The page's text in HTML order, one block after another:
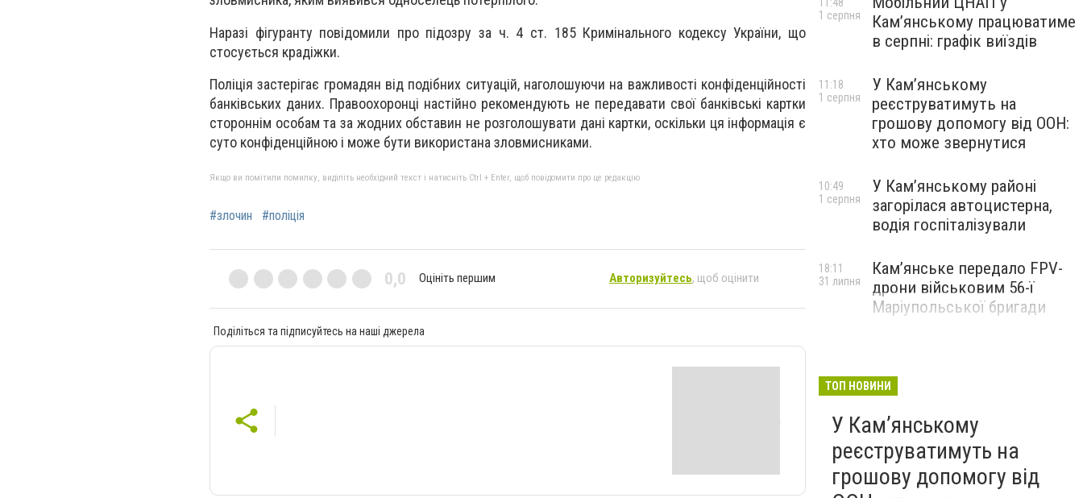
Наразі фігуранту повідомили про підозру за ч. 4 ст. 185 Кримінального кодексу України, що
стосується крадіжки.
Поліція застерігає громадян від подібних ситуацій, наголошуючи на важливості конфіденційності
банківських даних. Правоохоронці настійно рекомендують не передавати свої банківські картки
стороннім особам та за жодних обставин не розголошувати дані картки, оскільки ця інформація є
суто конфіденційною і може бути використана зловмисниками.
Якщо ви помітили помилку, виділіть необхідний текст і натисніть Ctrl + Enter, щоб повідомити про це редакцію
#злочин #поліція
0,0 Оцініть першим Авторизуйтесь, щоб оцінити
Поділіться та підписуйтесь на наші джерела
Кам’янському працюватиме
в серпні: графік виїздів
1 серпня
У Кам’янському
реєструватимуть на
грошову допомогу від ООН:
хто може звернутися
11:18
1 серпня
У Кам’янському районі
загорілася автоцистерна,
водія госпіталізували
10:49
1 серпня
Кам’янське передало FPV-
дрони військовим 56-ї
Маріупольської бригади
18:11
31 липня
ТОП НОВИНИ
У Кам’янському
реєструватимуть на
грошову допомогу від